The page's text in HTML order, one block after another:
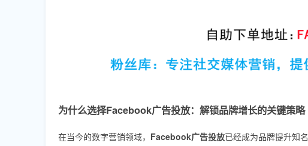
为什么选择Facebook广告投放：解锁品牌增长的关键策略
在当今的数字营销领域， Facebook广告投放已经成为品牌提升知